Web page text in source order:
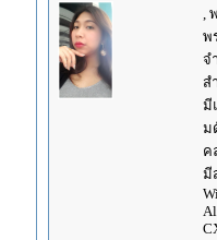
,
พ
จ
ส
มี
ม
ค
มี